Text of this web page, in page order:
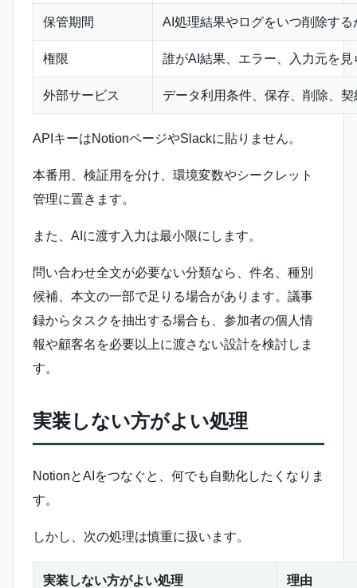
保管期間 AI処理結果やログをいつ削除する
権限 誰がAI結果、エラー、入力元を見
外部サービス データ利用条件、保存、削除、
APIキーはNotionページやSlackに貼りません。
本番用、検証用を分け、環境変数やシークレット
管理に置きます。
また、AIに渡す入力は最小限にします。
問い合わせ全文が必要ない分類なら、件名、種別
候補、本文の一部で足りる場合があります。議事
録からタスクを抽出する場合も、参加者の個人情
報や顧客名を必要以上に渡さない設計を検討しま
す。
実装しない方がよい処理
NotionとAIをつなぐと、何でも自動化したくなりま
す。
しかし、次の処理は慎重に扱います。
実装しない方がよい処理 理由